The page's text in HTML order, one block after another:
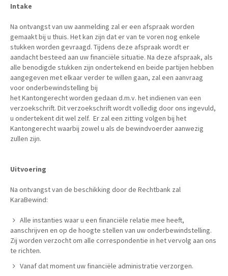
Intake
Na ontvangst van uw aanmelding zal er een afspraak worden
gemaakt bij u thuis. Het kan zijn dat er van te voren nog enkele
stukken worden gevraagd. Tijdens deze afspraak wordt er
aandacht besteed aan uw financiële situatie. Na deze afspraak, als
alle benodigde stukken zijn ondertekend en beide partijen hebben
aangegeven met elkaar verder te willen gaan, zal een aanvraag
voor onderbewindstelling bij
het Kantongerecht worden gedaan d.m.v. het indienen van een
verzoekschrift. Dit verzoekschrift wordt volledig door ons ingevuld,
u ondertekent dit wel zelf. Er zal een zitting volgen bij het
Kantongerecht waarbij zowel u als de bewindvoerder aanwezig
zullen zijn.
Uitvoering
Na ontvangst van de beschikking door de Rechtbank zal
KaraBewind:
Alle instanties waar u een financiële relatie mee heeft,
aanschrijven en op de hoogte stellen van uw onderbewindstelling.
Zij worden verzocht om alle correspondentie in het vervolg aan ons
te richten.
Vanaf dat moment uw financiële administratie verzorgen.